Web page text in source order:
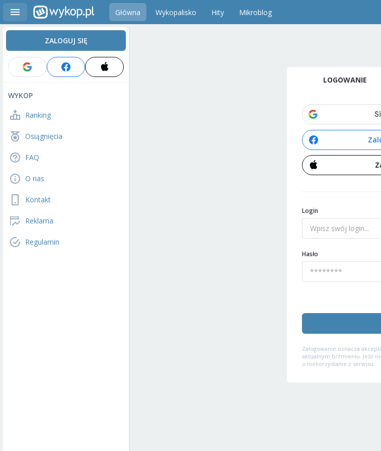
Główna Wykopalisko Hity Mikroblog
ZALOGUJ SIĘ
WYKOP
Ranking
Osiągnięcia
FAQ
O nas
Kontakt
Reklama
Regulamin
LOGOWANIE
Login
Hasło
Zalogowanie oznacza
aktualnym brzmieniu. Jeśli
o niekorzystanie z serwisu.